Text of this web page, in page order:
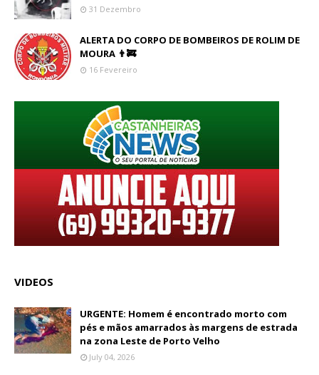
31 Dezembro
ALERTA DO CORPO DE BOMBEIROS DE ROLIM DE
MOURA 👨‍🚒
16 Fevereiro
VIDEOS
URGENTE: Homem é encontrado morto com
pés e mãos amarrados às margens de estrada
na zona Leste de Porto Velho
July 04, 2026